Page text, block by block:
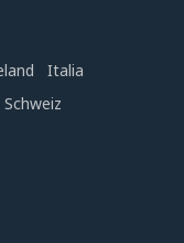
Italia
Schweiz